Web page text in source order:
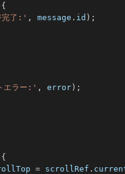
{
完了:' , message . id ) ;
エラー:' , error) ;
{
= scrollRef .